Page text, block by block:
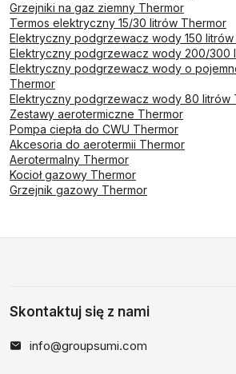
Grzejniki na gaz ziemny Thermor
Termos elektryczny 15/30 litrów Thermor
Elektryczny podgrzewacz wody 150
Elektryczny podgrzewacz wody 200/300
Elektryczny podgrzewacz wody o
Thermor
Elektryczny podgrzewacz wody 80 litrów
Zestawy aerotermiczne Thermor
Pompa ciepła do CWU Thermor
Akcesoria do aerotermii Thermor
Aerotermalny Thermor
Kocioł gazowy Thermor
Grzejnik gazowy Thermor
Skontaktuj się z nami
info@groupsumi.com